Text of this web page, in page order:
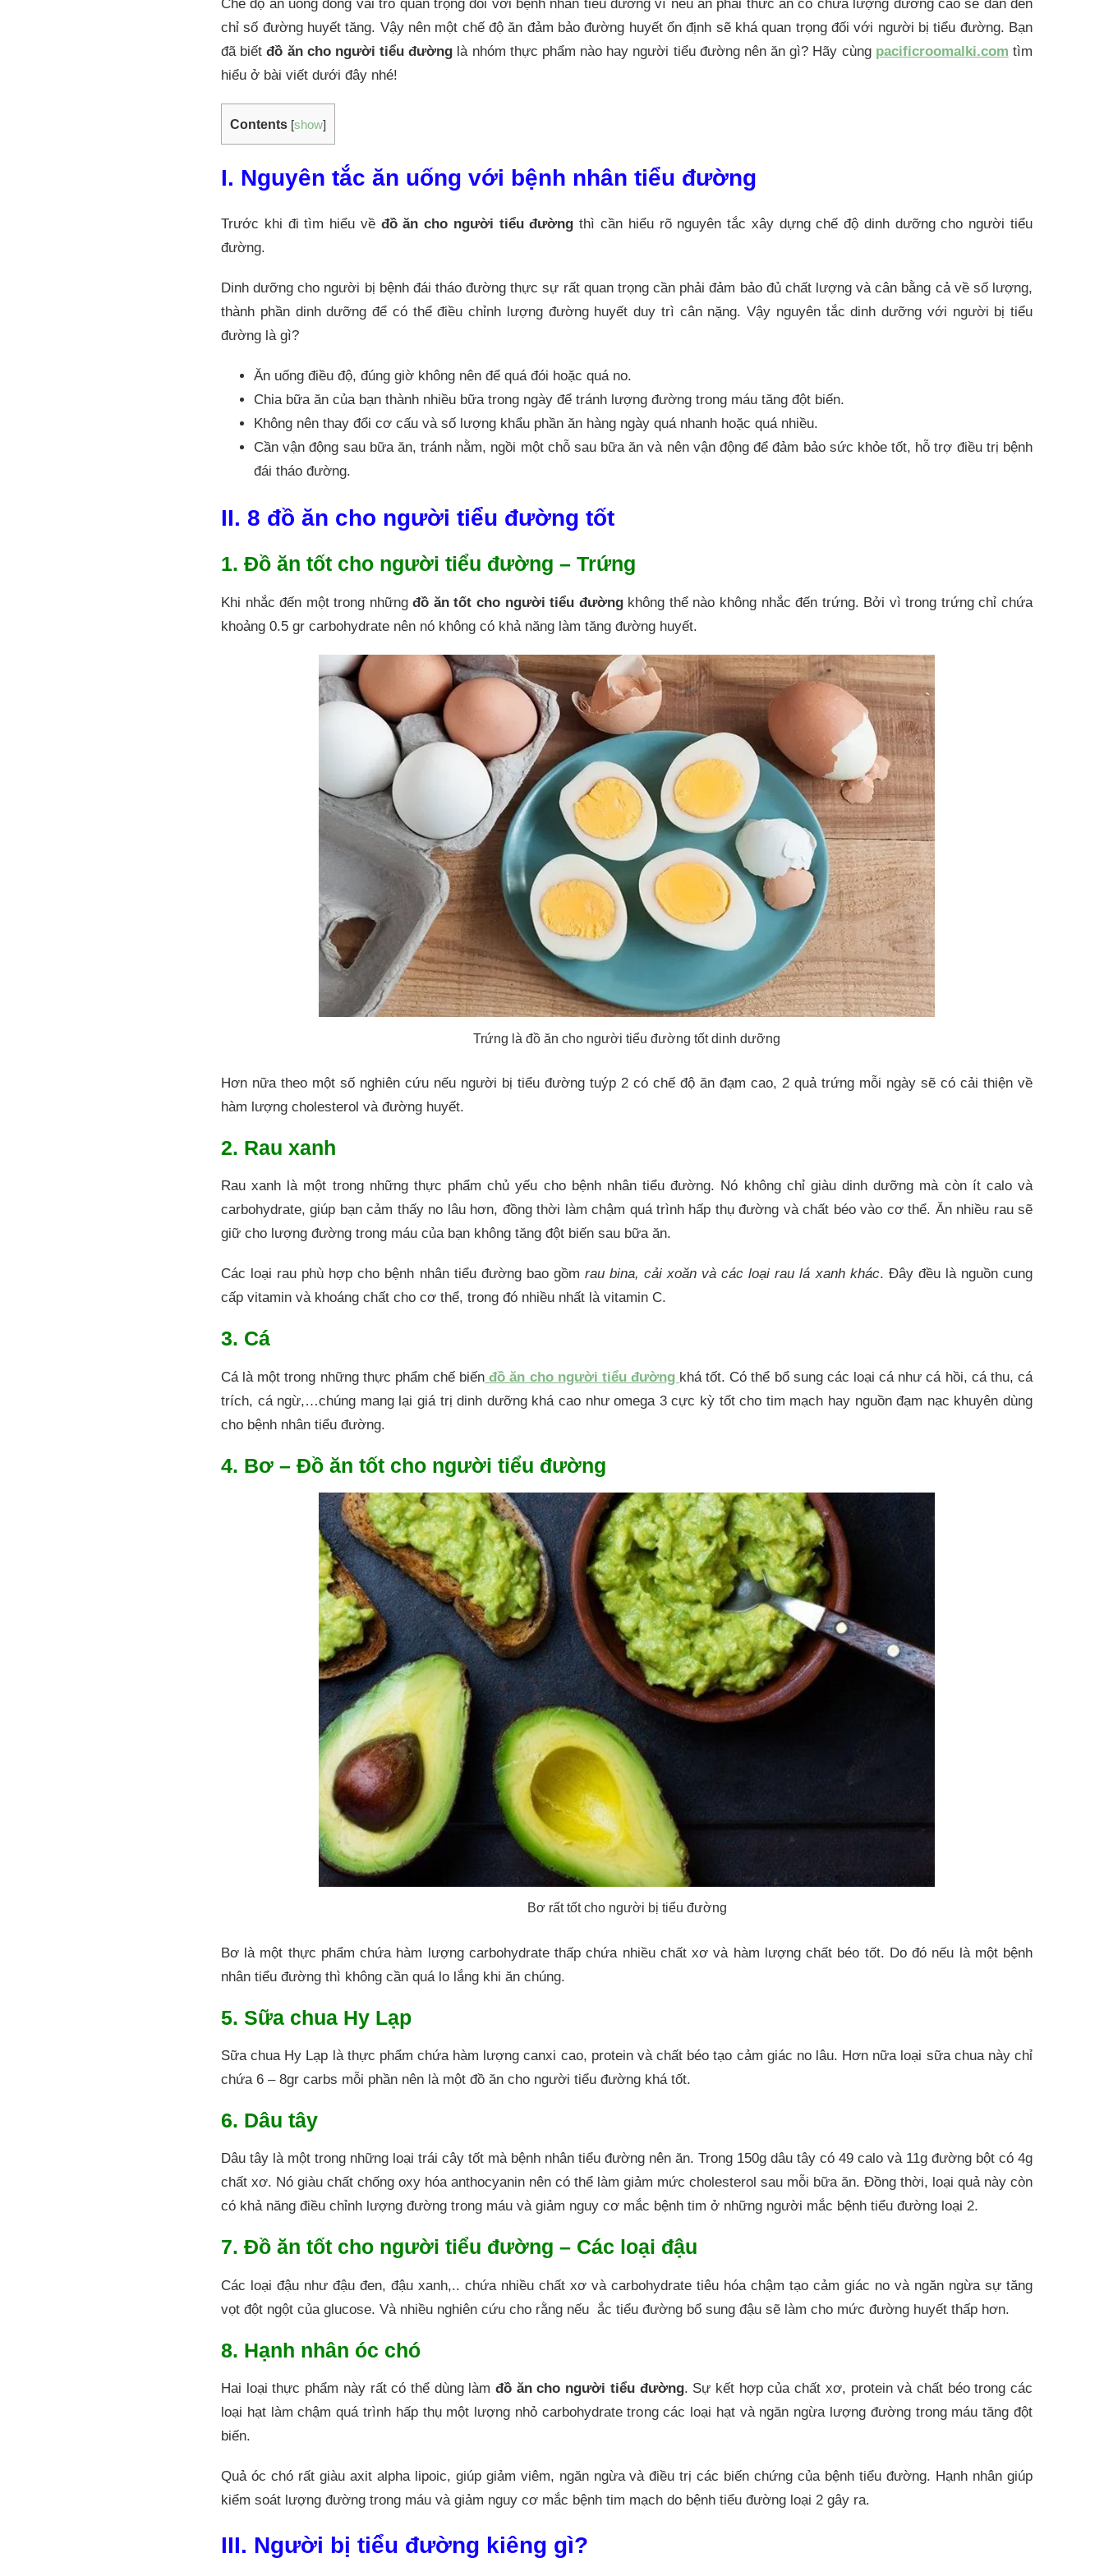
Chế độ ăn uống đóng vai trò quan trọng đối với bệnh nhân tiểu đường vì nếu ăn phải thức ăn có chứa lượng đường cao sẽ dẫn đến
chỉ số đường huyết tăng. Vậy nên một chế độ ăn đảm bảo đường huyết ổn định sẽ khá quan trọng đối với người bị tiểu đường. Bạn
đã biếtđồ ăn cho người tiểu đường là nhóm thực phẩm nào hay người tiểu đường nên ăn gì? Hãy cùng pacificroomalki.com tìm
hiểu ở bài viết dưới đây nhé!
Contents [show]
I. Nguyên tắc ăn uống với bệnh nhân tiểu đường
Trước khi đi tìm hiểu về đồ ăn cho người tiểu đường thì cần hiểu rõ nguyên tắc xây dựng chế độ dinh dưỡng cho người tiểu
đường.
Dinh dưỡng cho người bị bệnh đái tháo đường thực sự rất quan trọng cần phải đảm bảo đủ chất lượng và cân bằng cả về số lượng,
thành phần dinh dưỡng để có thể điều chỉnh lượng đường huyết duy trì cân nặng. Vậy nguyên tắc dinh dưỡng với người bị tiểu
đường là gì?
Ăn uống điều độ, đúng giờ không nên để quá đói hoặc quá no.
Chia bữa ăn của bạn thành nhiều bữa trong ngày để tránh lượng đường trong máu tăng đột biến.
Không nên thay đổi cơ cấu và số lượng khẩu phần ăn hàng ngày quá nhanh hoặc quá nhiều.
Cần vận động sau bữa ăn, tránh nằm, ngồi một chỗ sau bữa ăn và nên vận động để đảm bảo sức khỏe tốt, hỗ trợ điều trị bệnh
đái tháo đường.
II. 8 đồ ăn cho người tiểu đường tốt
1. Đồ ăn tốt cho người tiểu đường – Trứng
Khi nhắc đến một trong nhữngđồ ăn tốt cho người tiểu đườngkhông thể nào không nhắc đến trứng. Bởi vì trong trứng chỉ chứa
khoảng 0.5 gr carbohydrate nên nó không có khả năng làm tăng đường huyết.
Trứng là đồ ăn cho người tiểu đường tốt dinh dưỡng
Hơn nữa theo một số nghiên cứu nếu người bị tiểu đường tuýp 2 có chế độ ăn đạm cao, 2 quả trứng mỗi ngày sẽ có cải thiện về
hàm lượng cholesterol và đường huyết.
2. Rau xanh
Rau xanh là một trong những thực phẩm chủ yếu cho bệnh nhân tiểu đường. Nó không chỉ giàu dinh dưỡng mà còn ít calo và
carbohydrate, giúp bạn cảm thấy no lâu hơn, đồng thời làm chậm quá trình hấp thụ đường và chất béo vào cơ thể. Ăn nhiều rau sẽ
giữ cho lượng đường trong máu của bạn không tăng đột biến sau bữa ăn.
Các loại rau phù hợp cho bệnh nhân tiểu đường bao gồm rau bina, cải xoăn và các loại rau lá xanh khác. Đây đều là nguồn cung
cấp vitamin và khoáng chất cho cơ thể, trong đó nhiều nhất là vitamin C.
3. Cá
Cá là một trong những thực phẩm chế biến đồ ăn cho người tiểu đường khá tốt. Có thể bổ sung các loại cá như cá hồi, cá thu, cá
trích, cá ngừ,…chúng mang lại giá trị dinh dưỡng khá cao như omega 3 cực kỳ tốt cho tim mạch hay nguồn đạm nạc khuyên dùng
cho bệnh nhân tiểu đường.
4. Bơ – Đồ ăn tốt cho người tiểu đường
Bơ rất tốt cho người bị tiểu đường
Bơ là một thực phẩm chứa hàm lượng carbohydrate thấp chứa nhiều chất xơ và hàm lượng chất béo tốt. Do đó nếu là một bệnh
nhân tiểu đường thì không cần quá lo lắng khi ăn chúng.
5. Sữa chua Hy Lạp
Sữa chua Hy Lạp là thực phẩm chứa hàm lượng canxi cao, protein và chất béo tạo cảm giác no lâu. Hơn nữa loại sữa chua này chỉ
chứa 6 – 8gr carbs mỗi phần nên là một đồ ăn cho người tiểu đường khá tốt.
6. Dâu tây
Dâu tây là một trong những loại trái cây tốt mà bệnh nhân tiểu đường nên ăn. Trong 150g dâu tây có 49 calo và 11g đường bột có 4g
chất xơ. Nó giàu chất chống oxy hóa anthocyanin nên có thể làm giảm mức cholesterol sau mỗi bữa ăn. Đồng thời, loại quả này còn
có khả năng điều chỉnh lượng đường trong máu và giảm nguy cơ mắc bệnh tim ở những người mắc bệnh tiểu đường loại 2.
7. Đồ ăn tốt cho người tiểu đường – Các loại đậu
Các loại đậu như đậu đen, đậu xanh,.. chứa nhiều chất xơ và carbohydrate tiêu hóa chậm tạo cảm giác no và ngăn ngừa sự tăng
vọt đột ngột của glucose. Và nhiều nghiên cứu cho rằng nếu ắc tiểu đường bổ sung đậu sẽ làm cho mức đường huyết thấp hơn.
8. Hạnh nhân óc chó
Hai loại thực phẩm này rất có thể dùng làmđồ ăn cho người tiểu đường. Sự kết hợp của chất xơ, protein và chất béo trong các
loại hạt làm chậm quá trình hấp thụ một lượng nhỏ carbohydrate trong các loại hạt và ngăn ngừa lượng đường trong máu tăng đột
biến.
Quả óc chó rất giàu axit alpha lipoic, giúp giảm viêm, ngăn ngừa và điều trị các biến chứng của bệnh tiểu đường. Hạnh nhân giúp
kiểm soát lượng đường trong máu và giảm nguy cơ mắc bệnh tim mạch do bệnh tiểu đường loại 2 gây ra.
III. Người bị tiểu đường kiêng gì?